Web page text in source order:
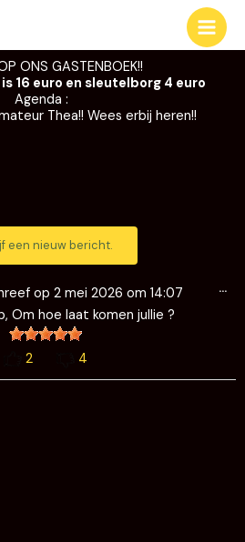
ONS GASTENBOEK!!
16 euro en sleutelborg 4 euro
Agenda :
Thea!! Wees erbij heren!!
op 2 mei 2026 om 14:07
Om hoe laat komen jullie ?
2 4
…